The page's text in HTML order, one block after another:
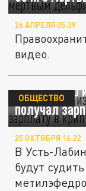
26 АПРЕЛЯ 05:39
видео.
Наркодилер
получал
ОБЩЕСТВО
25 ОКТЯБРЯ 16:22
В Усть-
будут